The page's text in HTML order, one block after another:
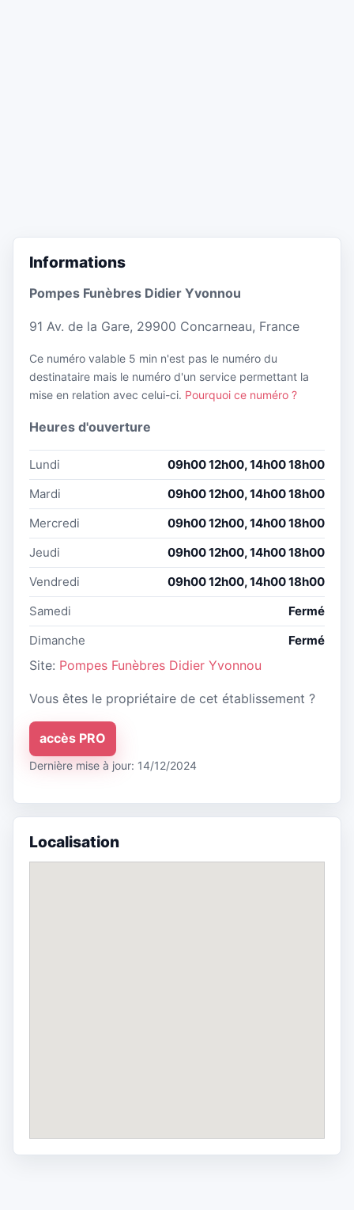
Informations
Pompes Funèbres Didier Yvonnou
91 Av. de la Gare, 29900 Concarneau, France
Ce numéro valable 5 min n'est pas le numéro du
destinataire mais le numéro d'un service permettant la
mise en relation avec celui-ci. Pourquoi ce numéro ?
Heures d'ouverture
Lundi
09h00 12h00, 14h00 18h00
Mardi
09h00 12h00, 14h00 18h00
Mercredi
09h00 12h00, 14h00 18h00
Jeudi
09h00 12h00, 14h00 18h00
Vendredi
09h00 12h00, 14h00 18h00
Samedi
Fermé
Dimanche
Fermé
Site: Pompes Funèbres Didier Yvonnou
Vous êtes le propriétaire de cet établissement ?
accès PRO
Dernière mise à jour: 14/12/2024
Localisation